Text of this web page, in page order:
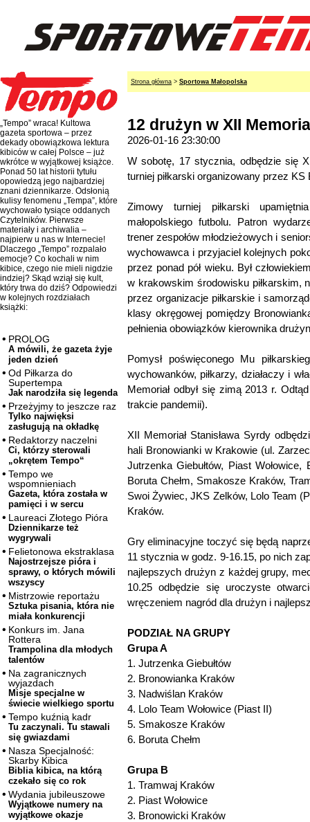
„Tempo” wraca! Kultowa
gazeta sportowa – przez
dekady obowiązkowa lektura
kibiców w całej Polsce – już
wkrótce w wyjątkowej książce.
Ponad 50 lat historii tytułu
opowiedzą jego najbardziej
znani dziennikarze. Odsłonią
kulisy fenomenu „Tempa”, które
wychowało tysiące oddanych
Czytelników. Pierwsze
materiały i archiwalia –
najpierw u nas w Internecie!
Dlaczego „Tempo” rozpalało
emocje? Co kochali w nim
kibice, czego nie mieli nigdzie
indziej? Skąd wziął się kult,
który trwa do dziś? Odpowiedzi
w kolejnych rozdziałach
książki:
PROLOG
A mówili, że gazeta żyje
jeden dzień
Od Piłkarza do
Supertempa
Jak narodziła się legenda
Przeżyjmy to jeszcze raz
Tylko najwięksi
zasługują na okładkę
Redaktorzy naczelni
Ci, którzy sterowali
„okrętem Tempo“
Tempo we
wspomnieniach
Gazeta, która została w
pamięci i w sercu
Laureaci Złotego Pióra
Dziennikarze też
wygrywali
Felietonowa ekstraklasa
Najostrzejsze pióra i
sprawy, o których mówili
wszyscy
Mistrzowie reportażu
Sztuka pisania, która nie
miała konkurencji
Konkurs im. Jana
Rottera
Trampolina dla młodych
talentów
Na zagranicznych
wyjazdach
Misje specjalne w
świecie wielkiego sportu
Tempo kuźnią kadr
Tu zaczynali. Tu stawali
się gwiazdami
Nasza Specjalność:
Skarby Kibica
Biblia kibica, na którą
czekało się co rok
Wydania jubileuszowe
Wyjątkowe numery na
wyjątkowe okazje
Strona główna > Sportowa Małopolska
12 drużyn w XII
2026-01-16 23:30:00
W sobotę, 17 stycznia, odbędzie się
turniej piłkarski organizowany przez KS
Zimowy turniej piłkarski
małopolskiego futbolu. Patron
trener zespołów młodzieżowych i
wychowawca i przyjaciel kolejnych
przez ponad pół wieku. Był
w krakowskim środowisku piłkarskim,
przez organizacje piłkarskie i
klasy okręgowej pomiędzy
pełnienia obowiązków kierownika
Pomysł poświęconego Mu
wychowanków, piłkarzy, działaczy i
Memoriał odbył się zimą 2013 r.
trakcie pandemii).
XII Memoriał Stanisława Syrdy
hali Bronowianki w Krakowie (ul.
Jutrzenka Giebułtów, Piast
Boruta Chełm, Smakosze Kraków,
Swoi Żywiec, JKS Zelków, Lolo Team
Kraków.
Gry eliminacyjne toczyć się będą
11 stycznia w godz. 9-16.15, po nich
najlepszych drużyn z każdej grupy,
10.25 odbędzie się uroczyste
wręczeniem nagród dla drużyn i
PODZIAŁ NA GRUPY
Grupa A
1. Jutrzenka Giebułtów
2. Bronowianka Kraków
3. Nadwiślan Kraków
4. Lolo Team Wołowice (Piast II)
5. Smakosze Kraków
6. Boruta Chełm
Grupa B
1. Tramwaj Kraków
2. Piast Wołowice
3. Bronowicki Kraków